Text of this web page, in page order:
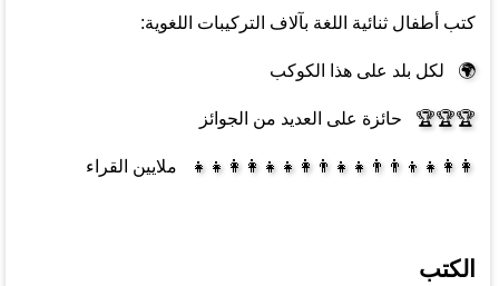
كتب أطفال ثنائية اللغة بآلاف التركيبات اللغوية:
🌍 لكل بلد على هذا الكوكب
🏆🏆🏆 حائزة على العديد من الجوائز
👩‍👩‍👧‍👦👨‍👨‍👧‍👧👨‍👩‍👧‍👧👩‍👩‍👧‍👧 ملايين القراء
الكتب